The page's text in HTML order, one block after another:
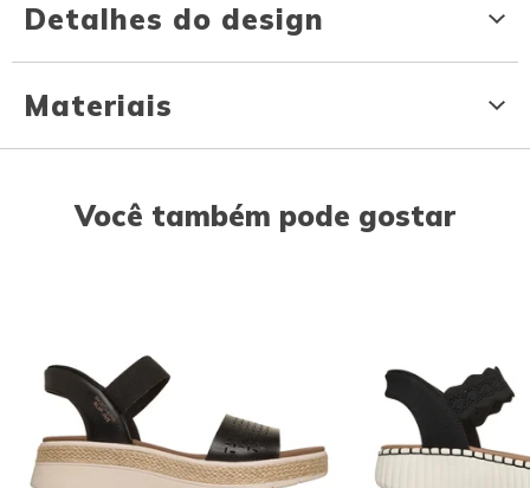
Detalhes do design
Materiais
Você também pode gostar